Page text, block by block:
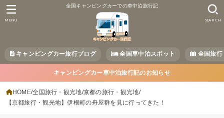
全国キャンピングカーでの車中泊旅行記
キャンピングカー旅行ブログ 全国車中泊スポット 全国旅行
SEARCH
MENU
キャンピングカー車中泊旅行記のお知らせ
HOME 全国旅行・観光地 京都の旅行・観光地
【京都旅行・観光地】伊根町の舟屋群を見に行ってきた！